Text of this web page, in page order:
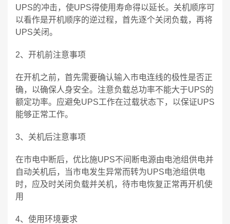
UPS的冲击，使UPS得使用寿命得以延长。关机顺序可
以看作是开机顺序的逆过程，首先逐个关闭负载，再将
UPS关闭。
2、开机前注意事项
在开机之前，首先需要确认输入市电连线的极性是否正
确，以确保人身安全。注意负载总功率不能大于UPS的
额定功率。应避免UPS工作在过载状态下，以保证UPS
能够正常工作。
3、关机后注意事项
在市电中断后，优比施UPS不间断电源由电池组供电并
自动关机后，当市电发生异常而转为UPS电池组供电
时，应及时关闭负载并关机，待市电恢复正常再开机使
用
4、使用环境要求